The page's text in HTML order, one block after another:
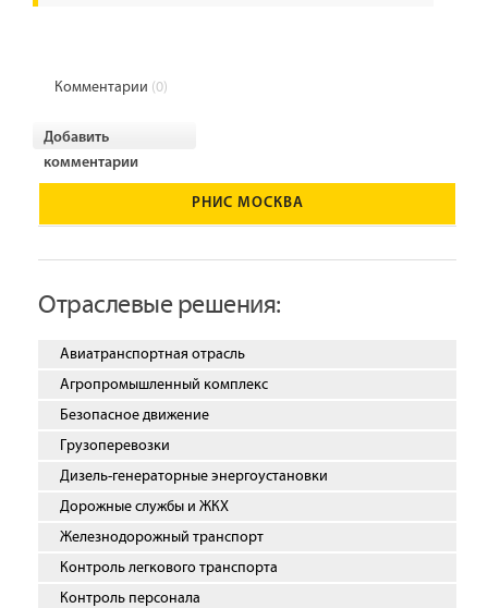
Комментарии (0)
Добавить
комментарии
РНИС МОСКВА
Отраслевые решения:
Авиатранспортная отрасль
Агропромышленный комплекс
Безопасное движение
Грузоперевозки
Дизель-генераторные энергоустановки
Дорожные службы и ЖКХ
Железнодорожный транспорт
Контроль легкового транспорта
Контроль персонала